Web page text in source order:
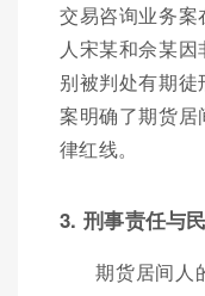
交易咨询业务
人宋某和佘某
别被判处有期
案明确了期货
律红线。
3. 刑事责任与
期货居间人